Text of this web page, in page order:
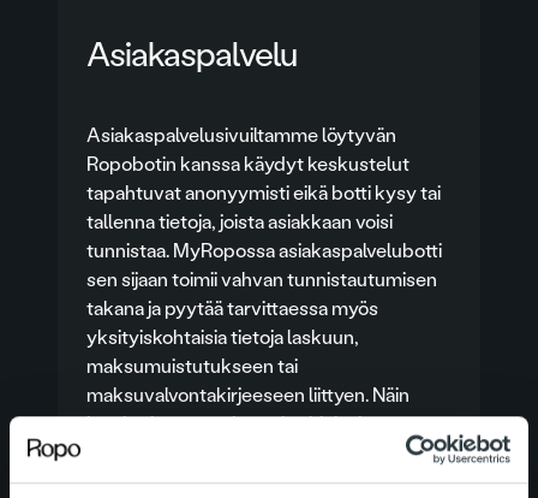
Asiakaspalvelu
Asiakaspalvelusivuiltamme löytyvän
Ropobotin kanssa käydyt keskustelut
tapahtuvat anonyymisti eikä botti kysy tai
tallenna tietoja, joista asiakkaan voisi
tunnistaa. MyRopossa asiakaspalvelubotti
sen sijaan toimii vahvan tunnistautumisen
takana ja pyytää tarvittaessa myös
yksityiskohtaisia tietoja laskuun,
maksumuistutukseen tai
maksuvalvontakirjeeseen liittyen. Näin
botti voi antaa tarkempia ohjeita ja
laskulle saada lisää maksuaikaa.